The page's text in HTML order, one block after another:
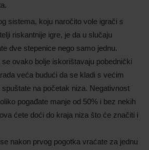
sistema, koju naročito vole igrači s
riskantnije igre, je da u slučaju
dve stepenice nego samo jednu.
ovako bolje iskorištavaju pobednički
veća budući da se kladi s većim
na početak niza. Negativnost
pogađate manje od 50% i bez nekih
ćete doći do kraja niza što će značiti i
nakon prvog pogotka vraćate za jednu